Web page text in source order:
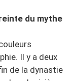
du mythe
Il y a deux
de la dynastie